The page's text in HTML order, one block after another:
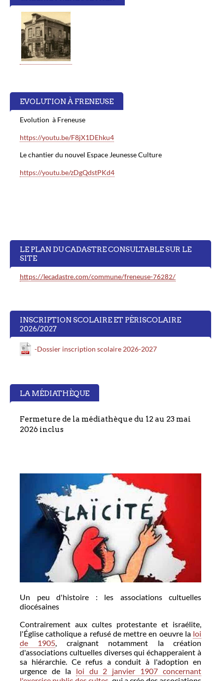
EVOLUTION À FRENEUSE
Evolution à Freneuse
https://youtu.be/F8jX1DEhku4
Le chantier du nouvel Espace Jeunesse Culture
https://youtu.be/zDgQdstPKd4
LE PLAN DU CADASTRE CONSULTABLE SUR LE
SITE
https://lecadastre.com/commune/freneuse-76282/
INSCRIPTION SCOLAIRE ET PÉRISCOLAIRE
2026/2027
-Dossier inscription scolaire 2026-2027
LA MÉDIATHÈQUE
Fermeture de la médiathèque du 12 au 23 mai
2026 inclus
Un peu d'histoire : les associations cultuelles
diocésaines
Contrairement aux cultes protestante et israélite,
l'Église catholique a refusé de mettre en oeuvre la loi
de 1905, craignant notamment la création
d'associations cultuelles diverses qui échapperaient à
sa hiérarchie. Ce refus a conduit à l'adoption en
urgence de la loi du 2 janvier 1907 concernant